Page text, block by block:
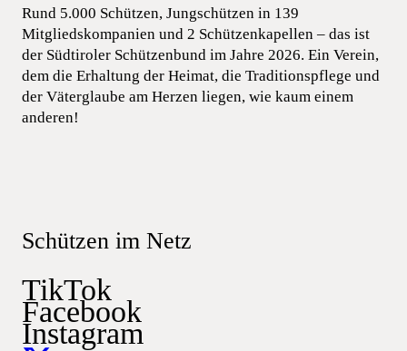
Rund 5.000 Schützen, Jungschützen in 139
Mitgliedskompanien und 2 Schützenkapellen – das ist
der Südtiroler Schützenbund im Jahre 2026. Ein Verein,
dem die Erhaltung der Heimat, die Traditionspflege und
der Väterglaube am Herzen liegen, wie kaum einem
anderen!
Schützen im Netz
TikTok
Facebook
Instagram